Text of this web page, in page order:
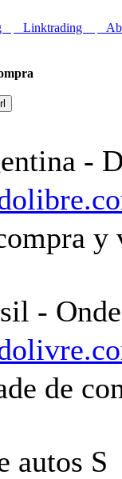
Linktrading
-
y
-
de
autos S